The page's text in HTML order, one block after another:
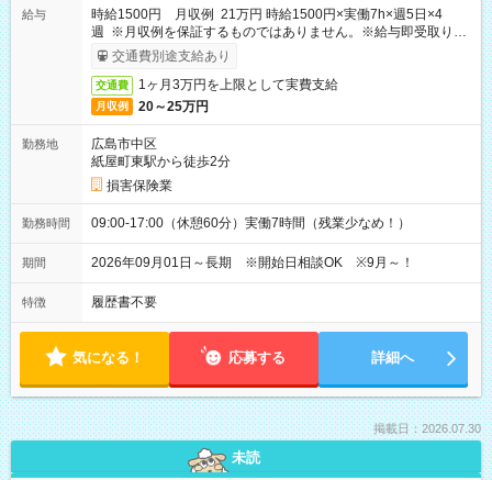
給与
時給1500円 月収例 21万円 時給1500円×実働7h×週5日×4
週 ※月収例を保証するものではありません。※給与即受取りサ
ービス利用可（利用条件有）
交通費別途支給あり
交通費 1ヶ月3万円を上限として実費支給
月収例 20～25万円
勤務地
広島市中区
紙屋町東駅から徒歩2分
損害保険業
勤務時間 09:00-17:00（休憩60分）実働7時間（残業少なめ！）
期間 2026年09月01日～長期 ※開始日相談OK ※9月～！
特徴 履歴書不要
気になる！ 応募する 詳細へ
掲載日：2026.07.30
未読